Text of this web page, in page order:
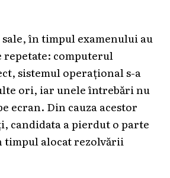
în timpul examenului au
repetate: computerul
sistemul operațional s-a
ori, iar unele întrebări nu
ecran. Din cauza acestor
candidata a pierdut o parte
timpul alocat rezolvării